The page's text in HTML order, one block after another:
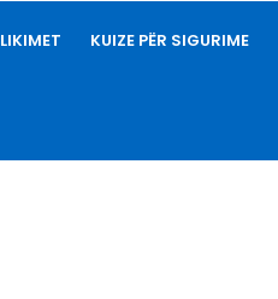
KUIZE PËR SIGURIME